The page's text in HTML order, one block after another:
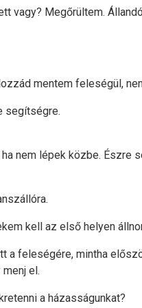
vagy? Megőrültem.
mentem feleségül,
segítségre.
nem lépek közbe. Észre
kell az első helyen
a feleségére, mintha
el.
a házasságunkat?